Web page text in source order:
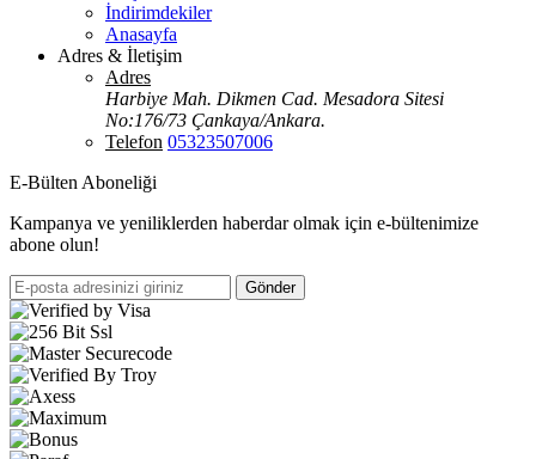
İndirimdekiler
Anasayfa
Adres & İletişim
Adres
Harbiye Mah. Dikmen Cad. Mesadora Sitesi
No:176/73 Çankaya/Ankara.
Telefon 05323507006
E-Bülten Aboneliği
Kampanya ve yeniliklerden haberdar olmak için e-bültenimize
abone olun!
Gönder